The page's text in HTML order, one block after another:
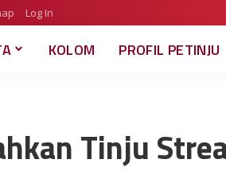
Log In
KOLOM PROFIL PETINJU
Tinju